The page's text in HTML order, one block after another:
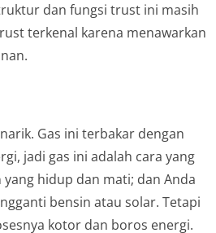
dan fungsi trust ini masih
terkenal karena menawarkan
Gas ini terbakar dengan
jadi gas ini adalah cara yang
hidup dan mati; dan Anda
bensin atau solar. Tetapi
kotor dan boros energi.